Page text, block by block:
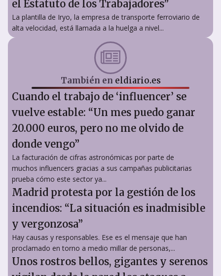
el Estatuto de los Trabajadores”
La plantilla de Iryo, la empresa de transporte ferroviario de
alta velocidad, está llamada a la huelga a nivel...
También en eldiario.es
Cuando el trabajo de ‘influencer’ se
vuelve estable: “Un mes puedo ganar
20.000 euros, pero no me olvido de
donde vengo”
La facturación de cifras astronómicas por parte de
muchos influencers gracias a sus campañas publicitarias
prueba cómo este sector ya...
Madrid protesta por la gestión de los
incendios: “La situación es inadmisible
y vergonzosa”
Hay causas y responsables. Ese es el mensaje que han
proclamado en torno a medio millar de personas,...
Unos rostros bellos, gigantes y serenos